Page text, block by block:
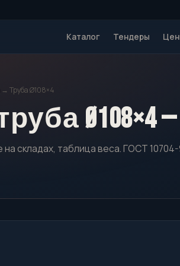
Каталог Тендеры
→ Труба Ø108×4
Ø108×4
складах, таблица веса. ГОСТ